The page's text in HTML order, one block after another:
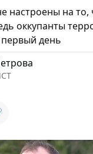
настроены на то,
оккупанты
день